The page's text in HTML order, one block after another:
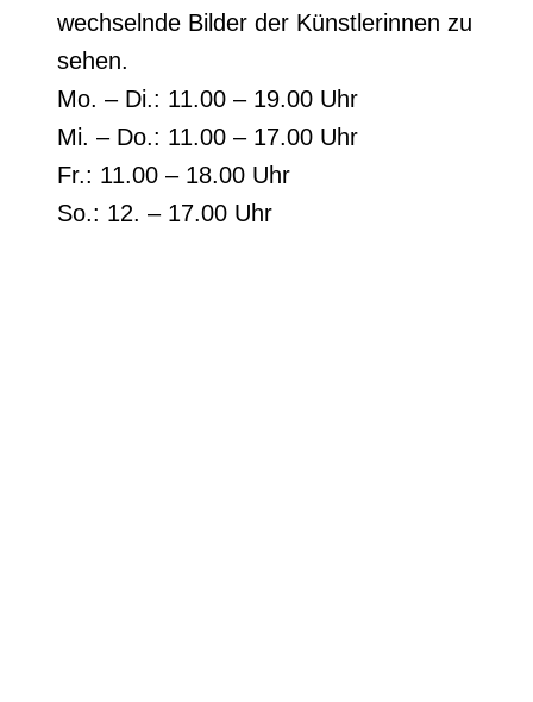
wechselnde Bilder der Künstlerinnen zu
sehen.
Mo. – Di.: 11.00 – 19.00 Uhr
Mi. – Do.: 11.00 – 17.00 Uhr
Fr.: 11.00 – 18.00 Uhr
So.: 12. – 17.00 Uhr